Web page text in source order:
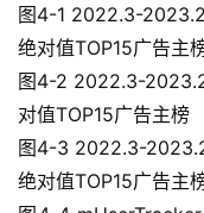
图4-1 2022.3-
绝对值TOP15广告主
图4-2 2022.3-
对值TOP15广告主榜
图4-3 2022.3-
绝对值TOP15广告主